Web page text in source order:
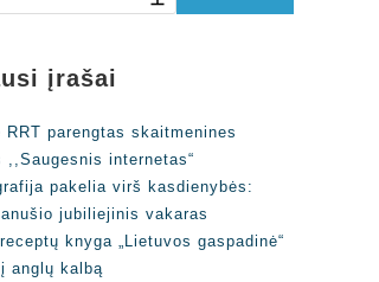
įrašai
RRT parengtas skaitmenines
,,Saugesnis internetas“
pakelia virš kasdienybės:
jubiliejinis vakaras
knyga „Lietuvos gaspadinė“
anglų kalbą